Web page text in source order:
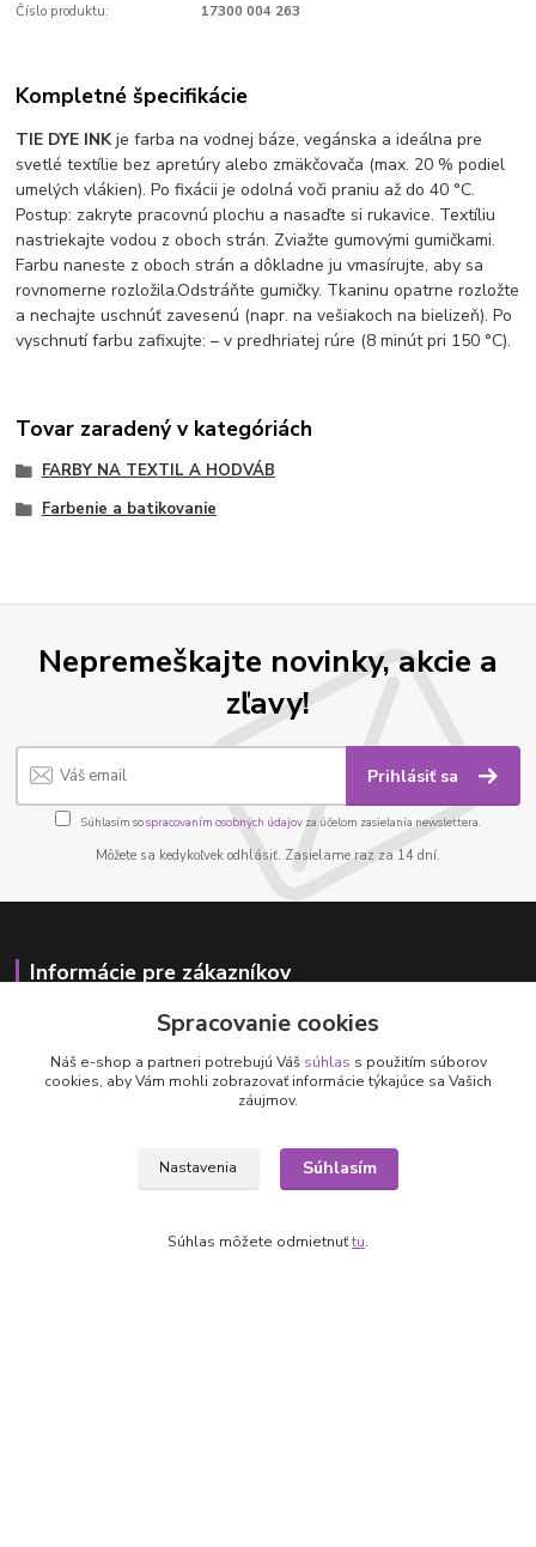
Číslo produktu: 17300 004 263
Kompletné špecifikácie
TIE DYE INKje farba na vodnej báze, vegánska a ideálna pre
svetlé textílie bez apretúry alebo zmäkčovača (max. 20 % podiel
umelých vlákien). Po fixácii je odolná voči praniu až do 40 °C.
Postup: zakryte pracovnú plochu a nasaďte si rukavice. Textíliu
nastriekajte vodou z oboch strán. Zviažte gumovými gumičkami.
Farbu naneste z oboch strán a dôkladne ju vmasírujte, aby sa
rovnomerne rozložila.Odstráňte gumičky. Tkaninu opatrne rozložte
a nechajte uschnúť zavesenú (napr. na vešiakoch na bielizeň). Po
vyschnutí farbu zafixujte: – v predhriatej rúre (8 minút pri 150 °C).
Tovar zaradený v kategóriách
FARBY NA TEXTIL A HODVÁB
Farbenie a batikovanie
Nepremeškajte novinky, akcie a
zľavy!
Prihlásiť sa
Súhlasím sospracovaním osobných údajov za účelom zasielania newslettera.
Môžete sa kedykoľvek odhlásiť. Zasielame raz za 14 dní.
Informácie pre zákazníkov
Obchodné podmienky
Spracovanie cookies
Náš e-shop a partneri potrebujú Váš súhlas s použitím súborov
cookies, aby Vám mohli zobrazovať informácie týkajúce sa Vašich
záujmov.
Nastavenia Súhlasím
Súhlas môžete odmietnuťtu.